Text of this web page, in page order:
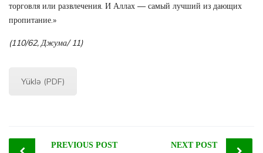
торговля или развлечения. И Аллах — самый лучший из дающих
пропитание.»
(110/62, Джума/ 11)
Yüklə (PDF)
Post PREVIOUS POST NEXT POST